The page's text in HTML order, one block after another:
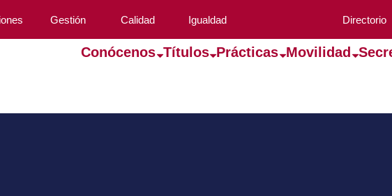
Gestión Calidad Igualdad Directorio
Conócenos Títulos Prácticas Movilidad